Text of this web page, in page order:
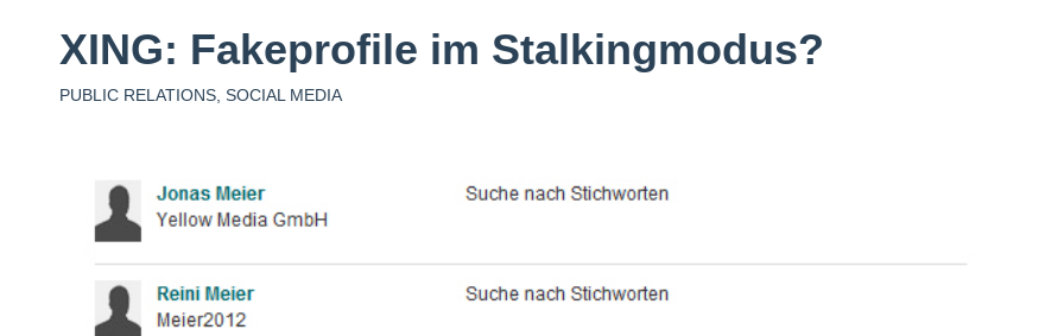
XING: Fakeprofile im Stalkingmodus?
PUBLIC RELATIONS SOCIAL MEDIA